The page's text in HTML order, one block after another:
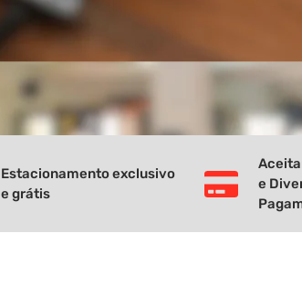
Estacionamento exclusivo
e grátis
e